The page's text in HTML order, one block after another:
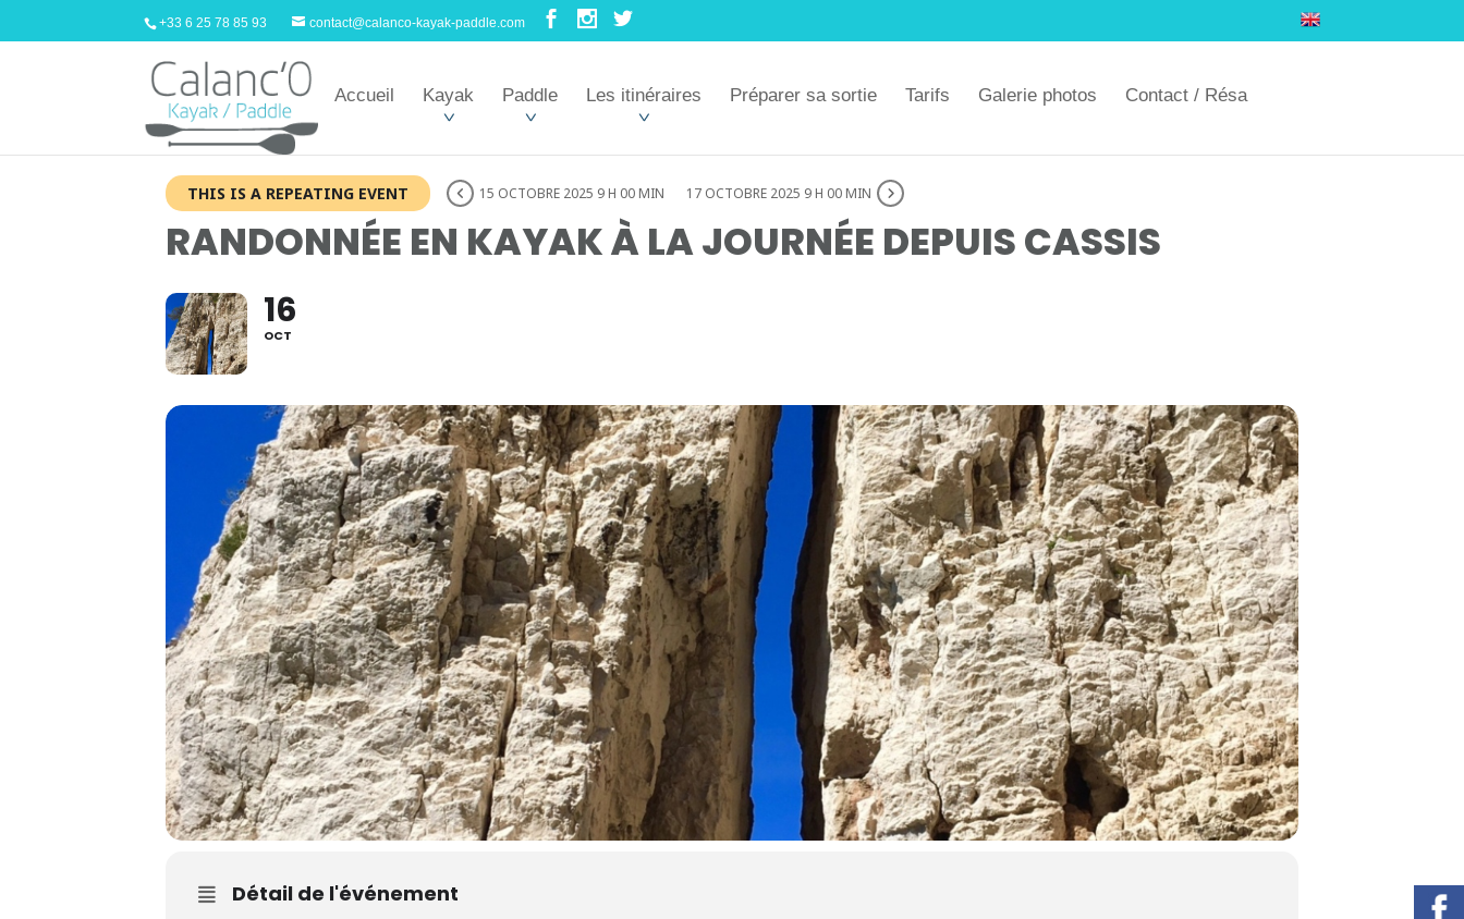
+33 6 25 78 85 93 contact@calanco-kayak-paddle.com
Accueil Kayak Paddle Les itinéraires Préparer sa sortie Tarifs Galerie photos Contact / Résa
THIS IS A REPEATING EVENT 15 OCTOBRE 2025 9 H 00 MIN 17 OCTOBRE 2025 9 H 00 MIN
RANDONNÉE EN KAYAK À LA JOURNÉE DEPUIS CASSIS
16
OCT
Détail de l'événement